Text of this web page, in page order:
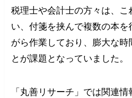
税理士や会計士の方々は、こ
い、付箋を挟んで複数の本を
がら作業しており、膨大な時
とが課題となっていました。
「丸善リサーチ」では関連